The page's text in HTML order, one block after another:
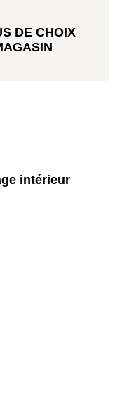
DE CHOIX
intérieur